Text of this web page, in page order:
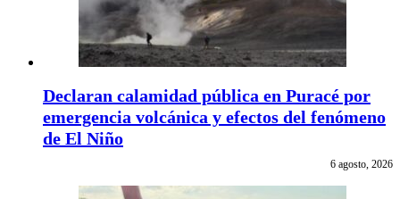
Declaran calamidad pública en Puracé por
emergencia volcánica y efectos del fenómeno
de El Niño
6 agosto, 2026